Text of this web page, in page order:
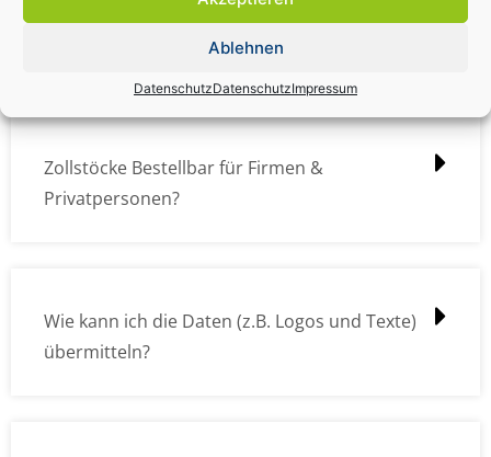
Ablehnen
DatenschutzDatenschutzImpressum
Zollstock Druckdatencheck / Profidatencheck
Zollstöcke Bestellbar für Firmen &
Privatpersonen?
Wie kann ich die Daten (z.B. Logos und Texte)
übermitteln?